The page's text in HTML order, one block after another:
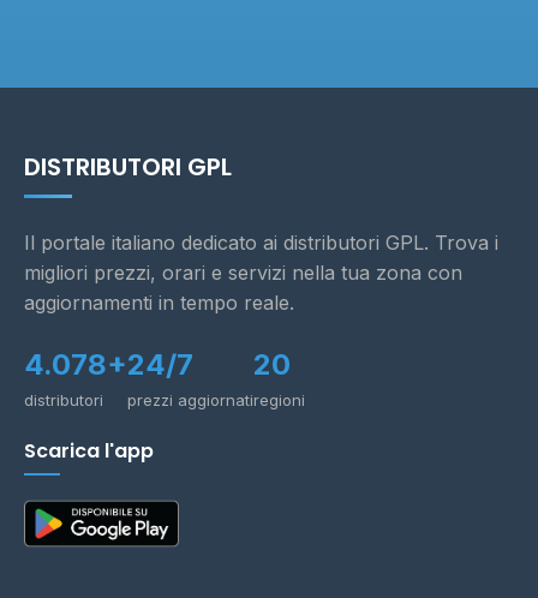
DISTRIBUTORI GPL
Il portale italiano dedicato ai distributori GPL. Trova i
migliori prezzi, orari e servizi nella tua zona con
aggiornamenti in tempo reale.
4.078+
distributori
24/7
prezzi aggiornati
20
regioni
Scarica l'app